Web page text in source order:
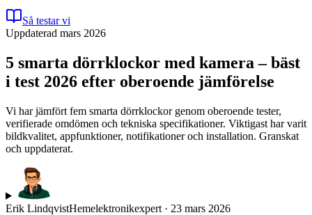
Så testar vi
Uppdaterad mars 2026
5 smarta dörrklockor med kamera – bäst
i test 2026 efter oberoende jämförelse
Vi har jämfört fem smarta dörrklockor genom oberoende tester,
verifierade omdömen och tekniska specifikationer. Viktigast har varit
bildkvalitet, appfunktioner, notifikationer och installation. Granskat
och uppdaterat.
Erik LindqvistHemelektronikexpert · 23 mars 2026